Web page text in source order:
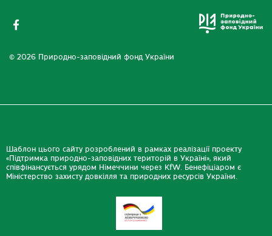
© 2026 Природно-заповідний фонд України
Шаблон цього сайту розроблений в рамках реалізації проекту
«Підтримка природно-заповідних територій в Україні», який
співфінансується урядом Німеччини через KfW. Бенефіціаром є
Міністерство захисту довкілля та природних ресурсів України.